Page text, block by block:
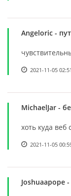
Angeloric -
2021-11-05 02:51
MichaelJar -
хоть куда
2021-11-05
Joshuaapope -